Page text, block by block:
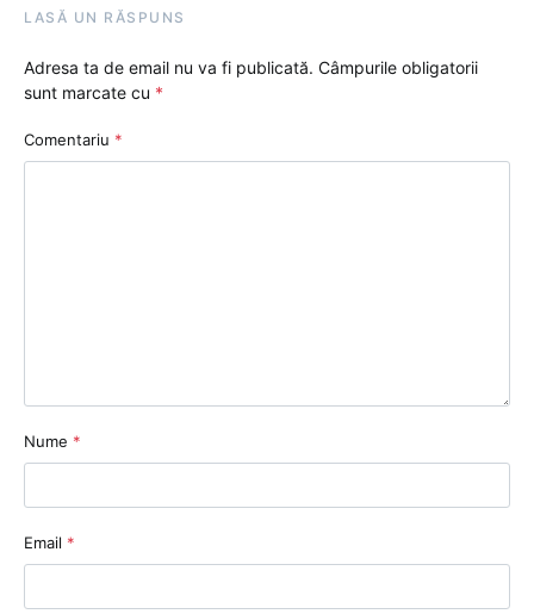
LASĂ UN RĂSPUNS
Adresa ta de email nu va fi publicată. Câmpurile obligatorii
sunt marcate cu *
Comentariu *
Nume *
Email *